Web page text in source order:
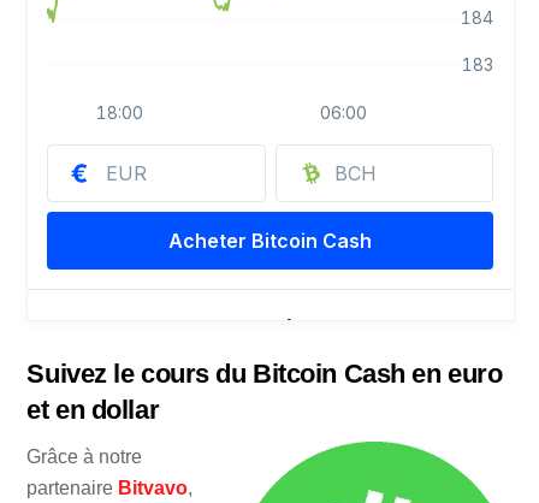
Suivez le cours du Bitcoin Cash en euro
et en dollar
Grâce à notre
partenaire Bitvavo,